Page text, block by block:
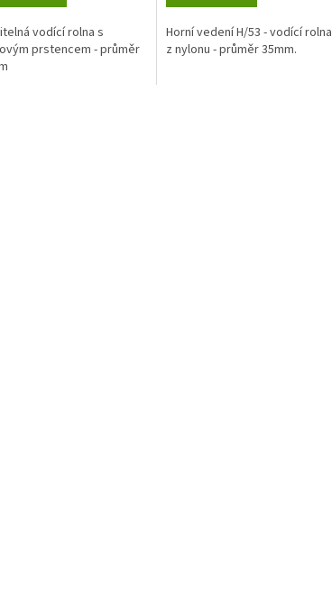
vodící rolna s
prstencem - průměr
Horní vedení H/53 - vodící rolna
z nylonu - průměr 35mm.